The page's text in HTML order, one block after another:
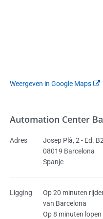
Weergeven in Google Maps
Automation Center
Adres
Josep Plà, 2 - Ed.
08019 Barcelona
Spanje
Ligging
Op 20 minuten
van Barcelona
Op 8 minuten